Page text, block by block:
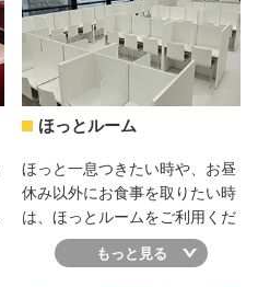
ほっとルーム
ほっと一息つきたい時や、お昼
休み以外にお食事を取りたい時
は、ほっとルームをご利用くだ
さい。白を基調とした癒しの空
間で、いつでも休憩ができま
もっと見る